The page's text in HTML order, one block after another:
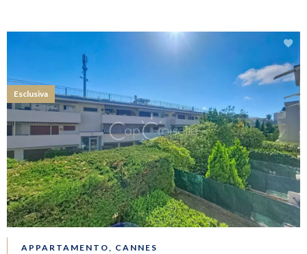
APPARTAMENTO, CANNES
Esclusiva